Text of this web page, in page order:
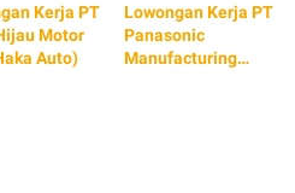
Kerja PT
Motor
Auto)
Lowongan Kerja PT
Panasonic
Manufacturing